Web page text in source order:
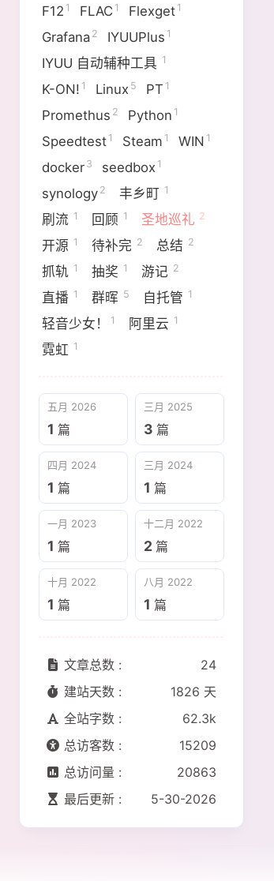
F12 1 FLAC 1 Flexget 1
Grafana 2 IYUUPlus 1
IYUU 自动辅种工具 1
K-ON! 1 Linux 5 PT 1
Promethus 2 Python 1
Speedtest 1 Steam 1 WIN 1
docker 3 seedbox 1
synology 2 丰乡町 1
刷流 1 回顾 1 圣地巡礼 2
开源 1 待补完 2 总结 2
抓轨 1 抽奖 1 游记 2
直播 1 群晖 5 自托管 1
轻音少女！ 1 阿里云 1
霓虹 1
五月 2026
1 篇
三月 2025
3 篇
四月 2024
1 篇
三月 2024
1 篇
一月 2023
1 篇
十二月 2022
2 篇
十月 2022
1 篇
八月 2022
1 篇
文章总数 :
24
建站天数 :
1826 天
全站字数 :
62.3k
总访客数 :
15209
总访问量 :
20863
最后更新 :
5-30-2026